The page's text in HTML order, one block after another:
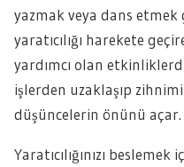
yazmak veya dans
yaratıcılığı harekete
yardımcı olan
işlerden uzaklaşıp
düşüncelerin önünü açar.
Yaratıcılığınızı